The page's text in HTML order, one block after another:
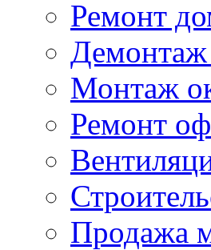
Ремонт
Демонтаж
Монтаж
Ремонт
Продажа